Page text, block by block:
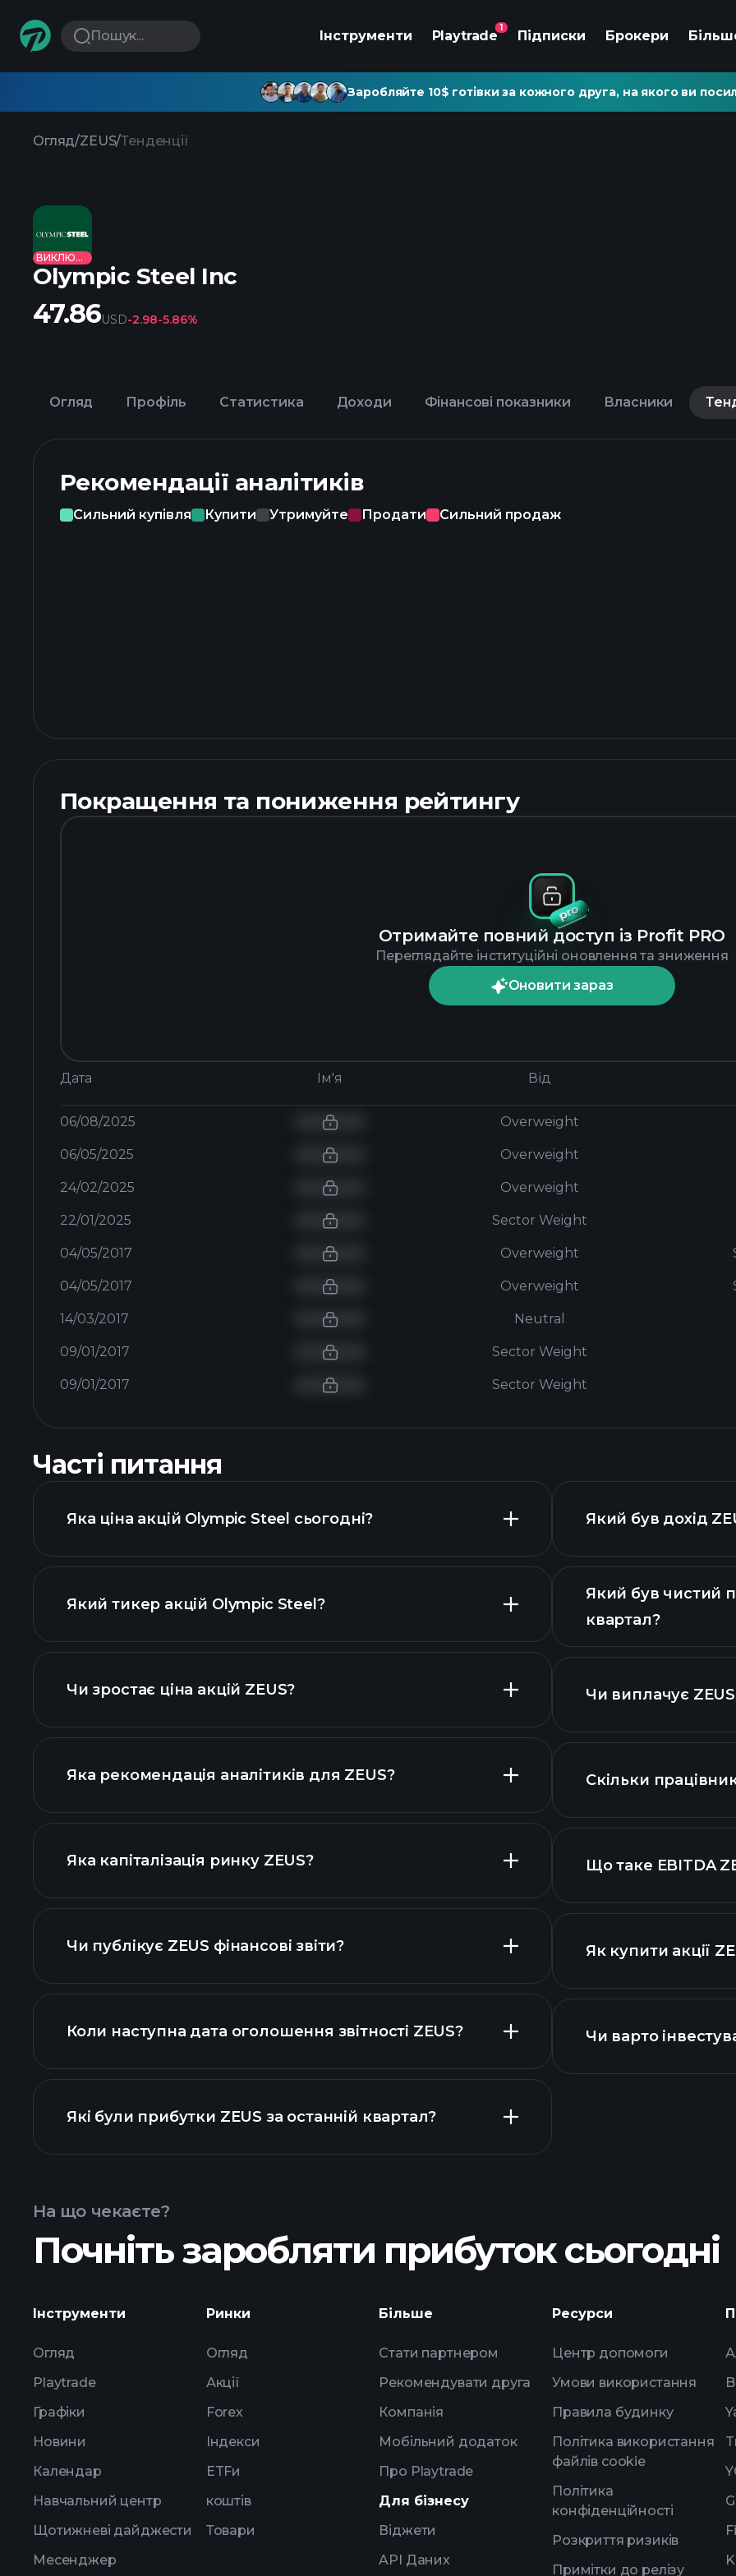
Пошук... Інструменти Playtrade
1
Підписки Брокери
Заробляйте 10$ готівки за кожного друга, на якого ви
Огляд/ZEUS/Тенденції
ВИКЛЮЧЕНО
Olympic Steel Inc
47.86USD-2.98-5.86%
Огляд Профіль Статистика Доходи Фінансові показники Власники
Рекомендації аналітиків
Сильний купівля Купити Утримуйте Продати Сильний продаж
Покращення та пониження рейтингу
Отримайте повний доступ із Profit PRO
Переглядайте інституційні оновлення та зниження
Оновити зараз
Дата Ім'я Від
06/08/2025 Overweight
06/05/2025 Overweight
24/02/2025 Overweight
22/01/2025 Sector Weight
04/05/2017 Overweight
04/05/2017 Overweight
14/03/2017 Neutral
09/01/2017 Sector Weight
09/01/2017 Sector Weight
Часті питання
Яка ціна акцій Olympic Steel сьогодні?
діаграмі
Який тикер акцій Olympic Steel?
Чи зростає ціна акцій ZEUS?
діаграмі ZEUS
Яка рекомендація аналітиків для ZEUS?
Яка капіталізація ринку ZEUS?
наш список акцій
Чи публікує ZEUS фінансові звіти?
фінансовими звітами ZEUS
Коли наступна дата оголошення звітності ZEUS?
Календарі
Які були прибутки ZEUS за останній квартал?
прибутки ZEUS
Який був дохід
Який був чистий
квартал?
Чи виплачує
Скільки
Що таке EBITDA
Як купити акції
Чи варто
штучного
списки
мільярдерів
На що чекаєте?
Почніть заробляти прибуток сьогодні
Інструменти
Огляд
Playtrade
Графіки
Новини
Календар
Навчальний центр
Щотижневі дайджести
Месенджер
Ринки
Огляд
Акції
Forex
Індекси
ETFи
коштів
Товари
Більше
Стати партнером
Рекомендувати друга
Компанія
Мобільний додаток
Про Playtrade
Для бізнесу
Віджети
API Даних
Ресурси
Центр допомоги
Умови використання
Правила будинку
Політика використання
файлів cookie
Політика
конфіденційності
Розкриття ризиків
Примітки до релізу